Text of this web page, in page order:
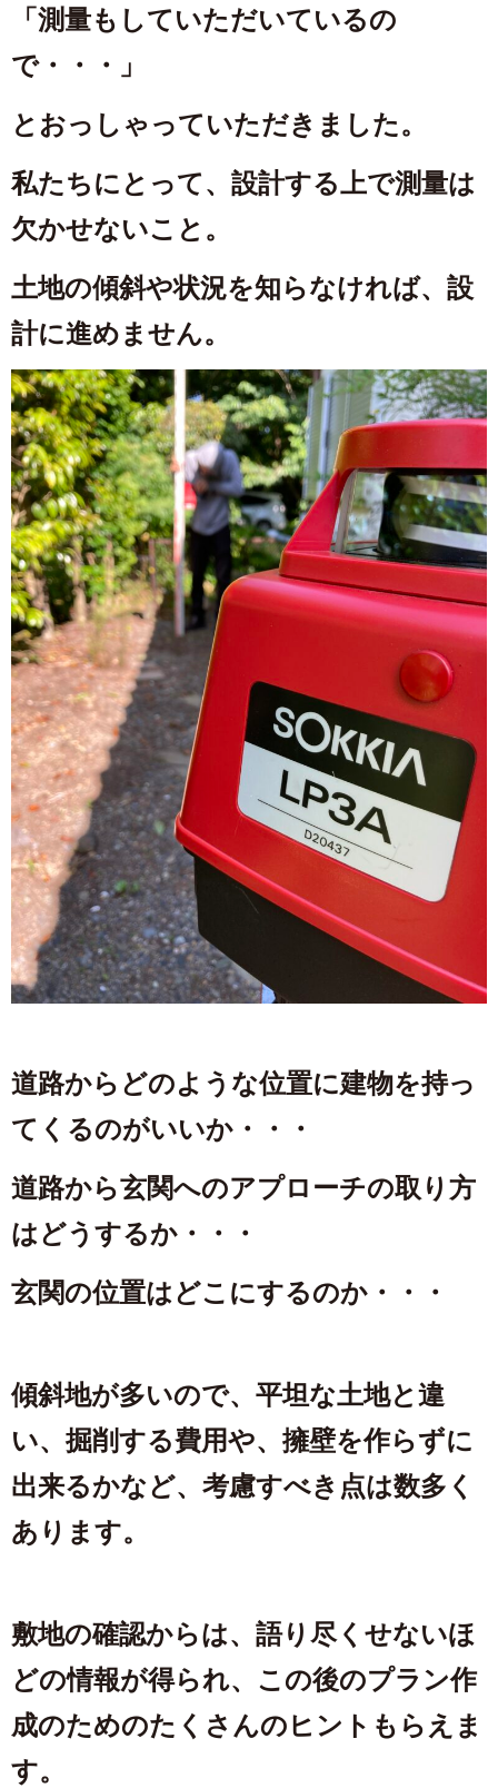
「測量もしていただいているの
で・・・」
とおっしゃっていただきました。
私たちにとって、設計する上で測量は
欠かせないこと。
土地の傾斜や状況を知らなければ、設
計に進めません。
道路からどのような位置に建物を持っ
てくるのがいいか・・・
道路から玄関へのアプローチの取り方
はどうするか・・・
玄関の位置はどこにするのか・・・
傾斜地が多いので、平坦な土地と違
い、掘削する費用や、擁壁を作らずに
出来るかなど、考慮すべき点は数多く
あります。
敷地の確認からは、語り尽くせないほ
どの情報が得られ、この後のプラン作
成のためのたくさんのヒントもらえま
す。